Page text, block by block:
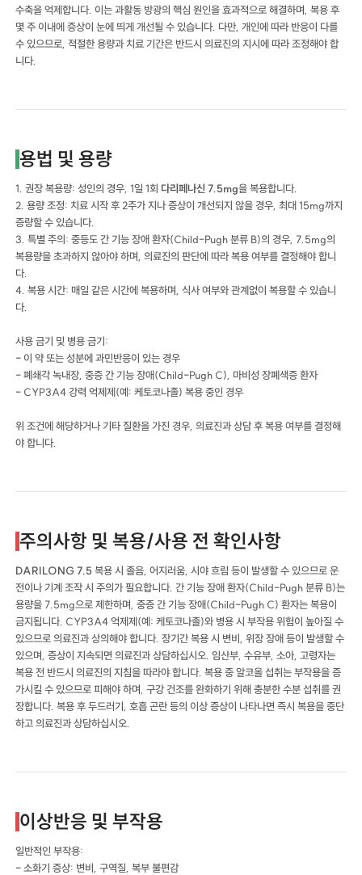
수축을 억제합니다. 이는 과활동 방광의 핵심 원인을 효과적으로 해결하며, 복용 후
몇 주 이내에 증상이 눈에 띄게 개선될 수 있습니다. 다만, 개인에 따라 반응이 다를
수 있으므로, 적절한 용량과 치료 기간은 반드시 의료진의 지시에 따라 조정해야 합
니다.
용법 및 용량
1. 권장 복용량: 성인의 경우, 1일 1회 다리페나신 7.5mg을 복용합니다.
2. 용량 조정: 치료 시작 후 2주가 지나 증상이 개선되지 않을 경우, 최대 15mg까지
증량할 수 있습니다.
3. 특별 주의: 중등도 간 기능 장애 환자(Child-Pugh 분류 B)의 경우, 7.5mg의
복용량을 초과하지 않아야 하며, 의료진의 판단에 따라 복용 여부를 결정해야 합니
다.
4. 복용 시간: 매일 같은 시간에 복용하며, 식사 여부와 관계없이 복용할 수 있습니
다.
사용 금기 및 병용 금기:
- 이 약 또는 성분에 과민반응이 있는 경우
- 폐쇄각 녹내장, 중증 간 기능 장애(Child-Pugh C), 마비성 장폐색증 환자
- CYP3A4 강력 억제제(예: 케토코나졸) 복용 중인 경우
위 조건에 해당하거나 기타 질환을 가진 경우, 의료진과 상담 후 복용 여부를 결정해
야 합니다.
주의사항 및 복용/사용 전 확인사항
DARILONG 7.5복용 시 졸음, 어지러움, 시야 흐림 등이 발생할 수 있으므로 운
전이나 기계 조작 시 주의가 필요합니다. 간 기능 장애 환자(Child-Pugh 분류 B)는
용량을 7.5mg으로 제한하며, 중증 간 기능 장애(Child-Pugh C) 환자는 복용이
금지됩니다. CYP3A4 억제제(예: 케토코나졸)와 병용 시 부작용 위험이 높아질 수
있으므로 의료진과 상의해야 합니다. 장기간 복용 시 변비, 위장 장애 등이 발생할 수
있으며, 증상이 지속되면 의료진과 상담하십시오. 임산부, 수유부, 소아, 고령자는
복용 전 반드시 의료진의 지침을 따라야 합니다. 복용 중 알코올 섭취는 부작용을 증
가시킬 수 있으므로 피해야 하며, 구강 건조를 완화하기 위해 충분한 수분 섭취를 권
장합니다. 복용 후 두드러기, 호흡 곤란 등의 이상 증상이 나타나면 즉시 복용을 중단
하고 의료진과 상담하십시오.
이상반응 및 부작용
일반적인 부작용:
- 소화기 증상: 변비, 구역질, 복부 불편감